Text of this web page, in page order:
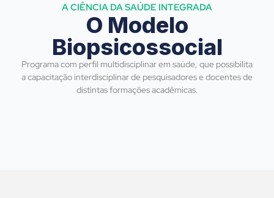
A CIÊNCIA DA SAÚDE INTEGRADA
O Modelo
Biopsicossocial
Programa com perfil multidisciplinar em saúde, que possibilita
a capacitação interdisciplinar de pesquisadores e docentes de
distintas formações acadêmicas.